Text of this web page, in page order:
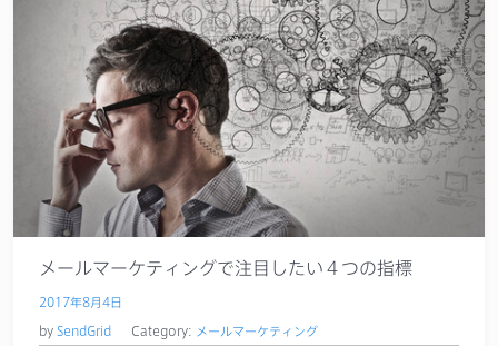
メールマーケティングで注目したい４つの指標
2017年8月4日
by SendGrid Category: メールマーケティング